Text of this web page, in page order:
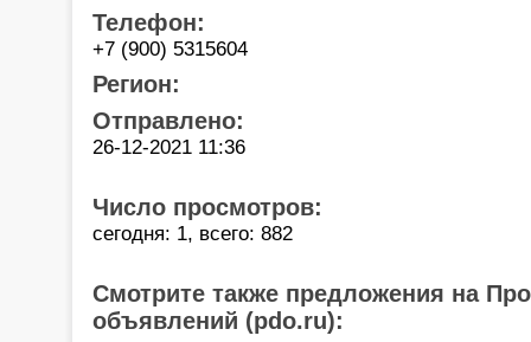
Телефон:
+7 (900) 5315604
Регион:
Отправлено:
26-12-2021 11:36
Число просмотров:
сегодня: 1, всего: 882
Смотрите также предложения на
объявлений (pdo.ru):